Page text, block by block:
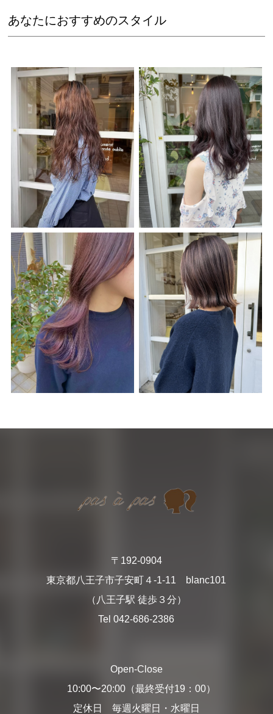
Staff
Style
Menu
Product
Blog
Recruit
News
Care
あなたにおすすめのスタイル
〒192-0904
東京都八王子市子安町４-1-11 blanc101
（八王子駅 徒歩３分）
Tel 042-686-2386
Open-Close
10:00〜20:00（最終受付19：00）
定休日 毎週火曜日・水曜日